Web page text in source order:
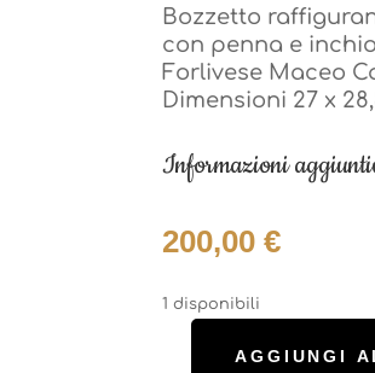
Bozzetto
con penna e
Forlivese Maceo
Dimensioni 27 x
Informazioni
200,00€
1 disponibili
AGGIUNGI
Forlivese Maceo
Dimensioni 27 x
Informazioni
200,00
1 disponibili
Bozzetto
AGGIUNGI